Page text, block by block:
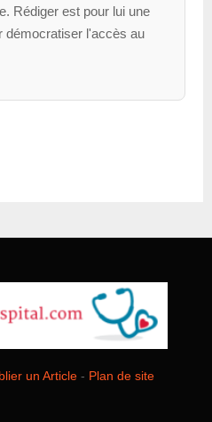
Rédiger est pour lui une
démocratiser l'accès au
un Article - Plan de site